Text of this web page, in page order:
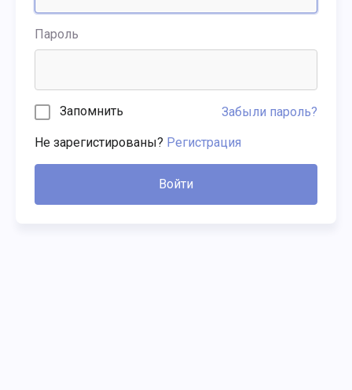
Пароль
Запомнить Забыли пароль?
Не зарегистированы? Регистрация